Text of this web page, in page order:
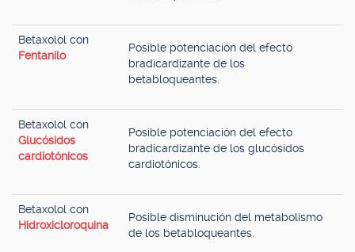
Betaxolol con
Fentanilo
Posible potenciación del efecto
bradicardizante de los
betabloqueantes.
Betaxolol con
Glucósidos
cardiotónicos
Posible potenciación del efecto
bradicardizante de los glucósidos
cardiotónicos.
Betaxolol con
Hidroxicloroquina
Posible disminución del metabolismo
de los betabloqueantes.